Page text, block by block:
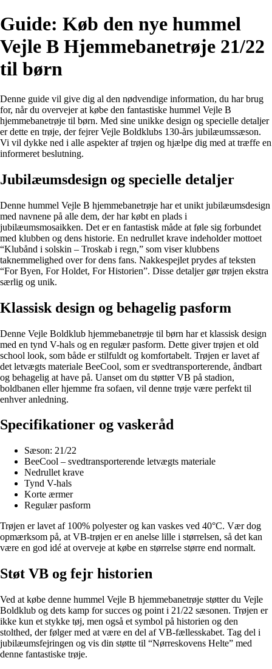
Guide: Køb den nye hummel
Vejle B Hjemmebanetrøje 21/22
til børn
Denne guide vil give dig al den nødvendige information, du har brug
for, når du overvejer at købe den fantastiske hummel Vejle B
hjemmebanetrøje til børn. Med sine unikke design og specielle detaljer
er dette en trøje, der fejrer Vejle Boldklubs 130-års jubilæumssæson.
Vi vil dykke ned i alle aspekter af trøjen og hjælpe dig med at træffe en
informeret beslutning.
Jubilæumsdesign og specielle detaljer
Denne hummel Vejle B hjemmebanetrøje har et unikt jubilæumsdesign
med navnene på alle dem, der har købt en plads i
jubilæumsmosaikken. Det er en fantastisk måde at føle sig forbundet
med klubben og dens historie. En nedrullet krave indeholder mottoet
“Klubånd i solskin – Troskab i regn,” som viser klubbens
taknemmelighed over for dens fans. Nakkespejlet prydes af teksten
“For Byen, For Holdet, For Historien”. Disse detaljer gør trøjen ekstra
særlig og unik.
Klassisk design og behagelig pasform
Denne Vejle Boldklub hjemmebanetrøje til børn har et klassisk design
med en tynd V-hals og en regulær pasform. Dette giver trøjen et old
school look, som både er stilfuldt og komfortabelt. Trøjen er lavet af
det letvægts materiale BeeCool, som er svedtransporterende, åndbart
og behagelig at have på. Uanset om du støtter VB på stadion,
boldbanen eller hjemme fra sofaen, vil denne trøje være perfekt til
enhver anledning.
Specifikationer og vaskeråd
Sæson: 21/22
BeeCool – svedtransporterende letvægts materiale
Nedrullet krave
Tynd V-hals
Korte ærmer
Regulær pasform
Trøjen er lavet af 100% polyester og kan vaskes ved 40°C. Vær dog
opmærksom på, at VB-trøjen er en anelse lille i størrelsen, så det kan
være en god idé at overveje at købe en størrelse større end normalt.
Støt VB og fejr historien
Ved at købe denne hummel Vejle B hjemmebanetrøje støtter du Vejle
Boldklub og dets kamp for succes og point i 21/22 sæsonen. Trøjen er
ikke kun et stykke tøj, men også et symbol på historien og den
stolthed, der følger med at være en del af VB-fællesskabet. Tag del i
jubilæumsfejringen og vis din støtte til “Nørreskovens Helte” med
denne fantastiske trøje.